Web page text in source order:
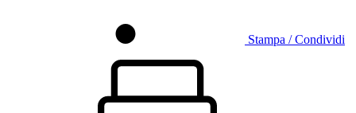
Stampa / Condividi